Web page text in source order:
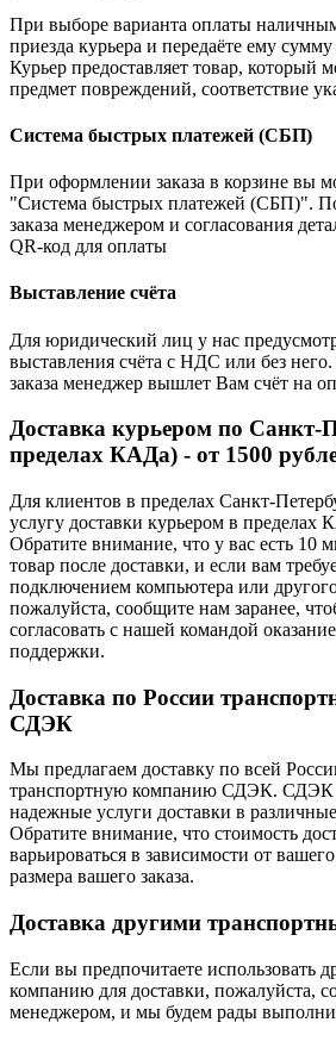
При выборе варианта оплаты
приезда курьера и передаёте ему сумму
Курьер предоставляет товар, который
предмет повреждений, соответствие
Система быстрых платежей (СБП)
При оформлении заказа в корзине вы
"Система быстрых платежей (СБП)".
заказа менеджером и согласования
QR-код для оплаты
Выставление счёта
Для юридический лиц у нас
выставления счёта с НДС или без него.
заказа менеджер вышлет Вам счёт на
Доставка курьером по Санкт-
пределах КАДа) - от 1500
Для клиентов в пределах Санкт-
услугу доставки курьером в пределах
Обратите внимание, что у вас есть 10
товар после доставки, и если вам
подключением компьютера или
пожалуйста, сообщите нам заранее,
согласовать с нашей командой
поддержки.
Доставка по России
СДЭК
Мы предлагаем доставку по всей
транспортную компанию СДЭК. СДЭК
надежные услуги доставки в
Обратите внимание, что стоимость
варьироваться в зависимости от
размера вашего заказа.
Доставка другими
Если вы предпочитаете использовать
компанию для доставки, пожалуйста,
менеджером, и мы будем рады